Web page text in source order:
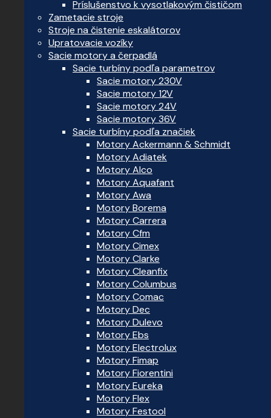
Príslušenstvo k vysotlakovým čističom
Zametacie stroje
Stroje na čistenie eskalátorov
Upratovacie vozíky
Sacie motory a čerpadlá
Sacie turbíny podľa parametrov
Sacie motory 230V
Sacie motory 12V
Sacie motory 24V
Sacie motory 36V
Sacie turbíny podľa značiek
Motory Ackermann & Schmidt
Motory Adiatek
Motory Alco
Motory Aquafant
Motory Awa
Motory Borema
Motory Carrera
Motory Cfm
Motory Cimex
Motory Clarke
Motory Cleanfix
Motory Columbus
Motory Comac
Motory Dec
Motory Dulevo
Motory Ebs
Motory Electrolux
Motory Fimap
Motory Fiorentini
Motory Eureka
Motory Flex
Motory Festool